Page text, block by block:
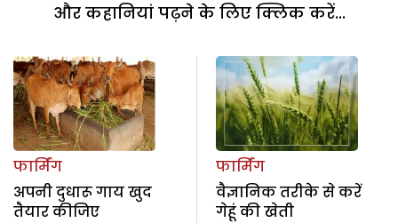
और कहानियां पढ़ने के लिए क्लिक करें...
फार्मिंग
अपनी दुधारू गाय खुद
तैयार कीजिए
फार्मिंग
वैज्ञानिक तरीके से करें
गेहूं की खेती